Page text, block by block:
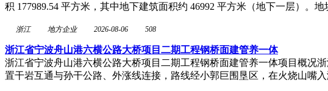
积 177989.54 平方米，其中地下建筑面积约 46992 平方米（地下一层）。
浙江 地方企业 2026-08-06 508
浙江省宁波舟山港六横公路大桥项目二期工程钢桥面建管养一体
浙江省宁波舟山港六横公路大桥项目二期工程钢桥面建管养一体项目概况
置干岩互通与孙干公路、外涨线连接，路线经小郭巨围垦区，在火烧山嘴